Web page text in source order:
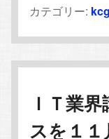
カテゴリー:
ＩＴ業
スを１